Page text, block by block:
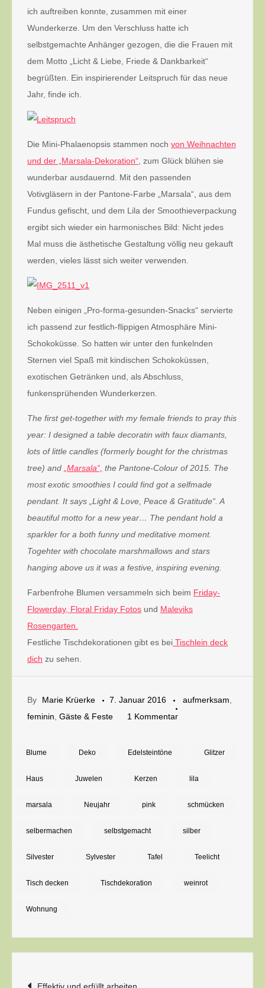
ich auftreiben konnte, zusammen mit einer
Wunderkerze. Um den Verschluss hatte ich
selbstgemachte Anhänger gezogen, die die Frauen mit
dem Motto „Licht & Liebe, Friede & Dankbarkeit“
begrüßten. Ein inspirierender Leitspruch für das neue
Jahr, finde ich.
Die Mini-Phalaenopsis stammen noch von Weihnachten
und der „Marsala-Dekoration“ , zum Glück blühen sie
wunderbar ausdauernd. Mit den passenden
Votivgläsern in der Pantone-Farbe „Marsala“, aus dem
Fundus gefischt, und dem Lila der Smoothieverpackung
ergibt sich wieder ein harmonisches Bild: Nicht jedes
Mal muss die ästhetische Gestaltung völlig neu gekauft
werden, vieles lässt sich weiter verwenden.
Neben einigen „Pro-forma-gesunden-Snacks“ servierte
ich passend zur festlich-flippigen Atmosphäre Mini-
Schokoküsse. So hatten wir unter den funkelnden
Sternen viel Spaß mit kindischen Schokoküssen,
exotischen Getränken und, als Abschluss,
funkensprühenden Wunderkerzen.
The first get-together with my female friends to pray this
year: I designed a table decoratin with faux diamants,
lots of little candles (formerly bought for the christmas
tree) and „Marsala“, the Pantone-Colour of 2015. The
most exotic smoothies I could find got a selfmade
pendant. It says „Light & Love, Peace & Gratitude“. A
beautiful motto for a new year… The pendant hold a
sparkler for a both funny und meditative moment.
Togehter with chocolate marshmallows and stars
hanging above us it was a festive, inspiring evening.
Farbenfrohe Blumen versammeln sich beim Friday-
Flowerday, Floral Friday Fotos und Maleviks
Rosengarten.
Festliche Tischdekorationen gibt es bei Tischlein deck
dich zu sehen.
By Marie Krüerke 7. Januar 2016 aufmerksam
feminin Gäste & Feste 1 Kommentarzu
Dekoration
Neujahr
Blume Deko Edelsteintöne Glitzer
Haus Juwelen Kerzen lila
marsala Neujahr pink schmücken
selbermachen selbstgemacht silber
Silvester Sylvester Tafel Teelicht
Tisch decken Tischdekoration weinrot
Wohnung